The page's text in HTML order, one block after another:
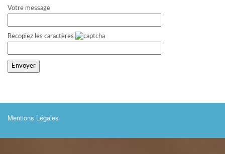
Votre message
Recopiez les caractères
Mentions Légales